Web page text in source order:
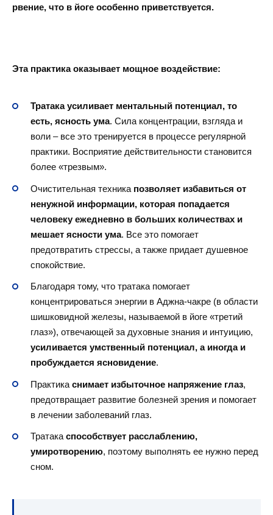
рвение, что в йоге особенно приветствуется.
Эта практика оказывает мощное воздействие:
Тратака усиливает ментальный потенциал, то
есть, ясность ума. Сила концентрации, взгляда и
воли – все это тренируется в процессе регулярной
практики. Восприятие действительности становится
более «трезвым».
Очистительная техника позволяет избавиться от
ненужной информации, которая попадается
человеку ежедневно в больших количествах и
мешает ясности ума. Все это помогает
предотвратить стрессы, а также придает душевное
спокойствие.
Благодаря тому, что тратака помогает
концентрироваться энергии в Аджна-чакре (в области
шишковидной железы, называемой в йоге «третий
глаз»), отвечающей за духовные знания и интуицию,
усиливается умственный потенциал, а иногда и
пробуждается ясновидение.
Практика снимает избыточное напряжение глаз,
предотвращает развитие болезней зрения и помогает
в лечении заболеваний глаз.
Тратакаспособствует расслаблению,
умиротворению, поэтому выполнять ее нужно перед
сном.